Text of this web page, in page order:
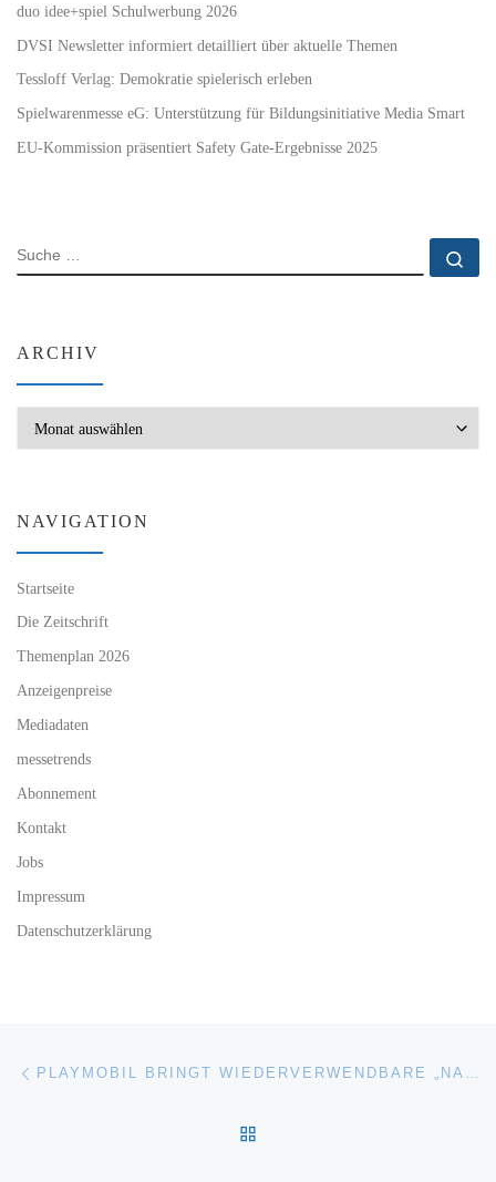
duo idee+spiel Schulwerbung 2026
DVSI Newsletter informiert detailliert über aktuelle Themen
Tessloff Verlag: Demokratie spielerisch erleben
Spielwarenmesse eG: Unterstützung für Bildungsinitiative Media Smart
EU-Kommission präsentiert Safety Gate-Ergebnisse 2025
SUCHE
ARCHIV
NAVIGATION
Startseite
Die Zeitschrift
Themenplan 2026
Anzeigenpreise
Mediadaten
messetrends
Abonnement
Kontakt
Jobs
Impressum
Datenschutzerklärung
Beitragsnavigation PLAYMOBIL BRINGT WIEDERVERWENDBARE „NASE-MUND-MASKE“ AUF DEN MARKT